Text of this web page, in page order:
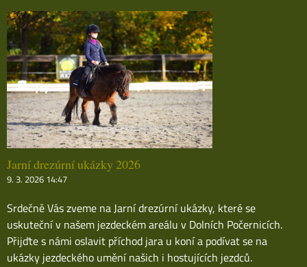
Jarní drezúrní ukázky 2026
9. 3. 2026 14:47
Srdečně Vás zveme na Jarní drezúrní ukázky, které se
uskuteční v našem jezdeckém areálu v Dolních Počernicích.
Přijďte s námi oslavit příchod jara u koní a podívat se na
ukázky jezdeckého umění našich i hostujících jezdců.